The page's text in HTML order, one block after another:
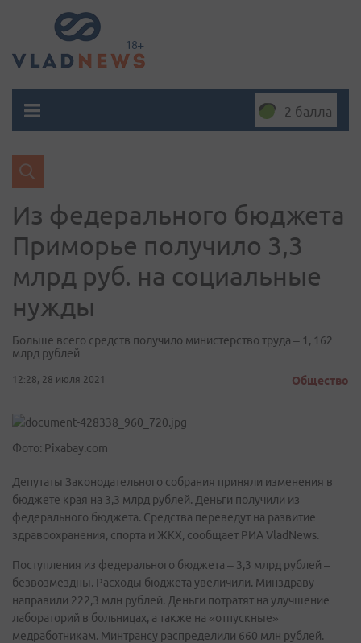
2 балла
Из федерального бюджета
Приморье получило 3,3
млрд руб. на социальные
нужды
Больше всего средств получило министерство труда – 1, 162
млрд рублей
12:28, 28 июля 2021 Общество
Фото: Pixabay.com
Депутаты Законодательного собрания приняли изменения в
бюджете края на 3,3 млрд рублей. Деньги получили из
федерального бюджета. Средства переведут на развитие
здравоохранения, спорта и ЖКХ, сообщает РИА VladNews.
Поступления из федерального бюджета – 3,3 млрд рублей –
безвозмездны. Расходы бюджета увеличили. Минздраву
направили 222,3 млн рублей. Деньги потратят на улучшение
лабораторий в больницах, а также на «отпускные»
медработникам. Минтрансу распределили 660 млн рублей.